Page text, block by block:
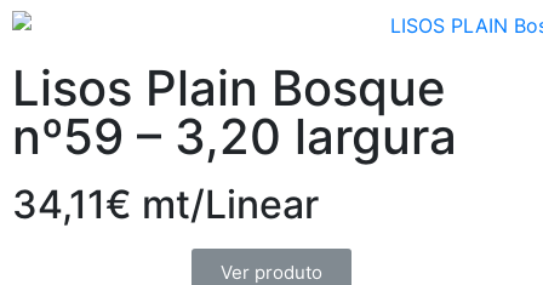
Lisos Plain Bosque
nº59 – 3,20 largura
34,11€ mt/Linear
Ver produto